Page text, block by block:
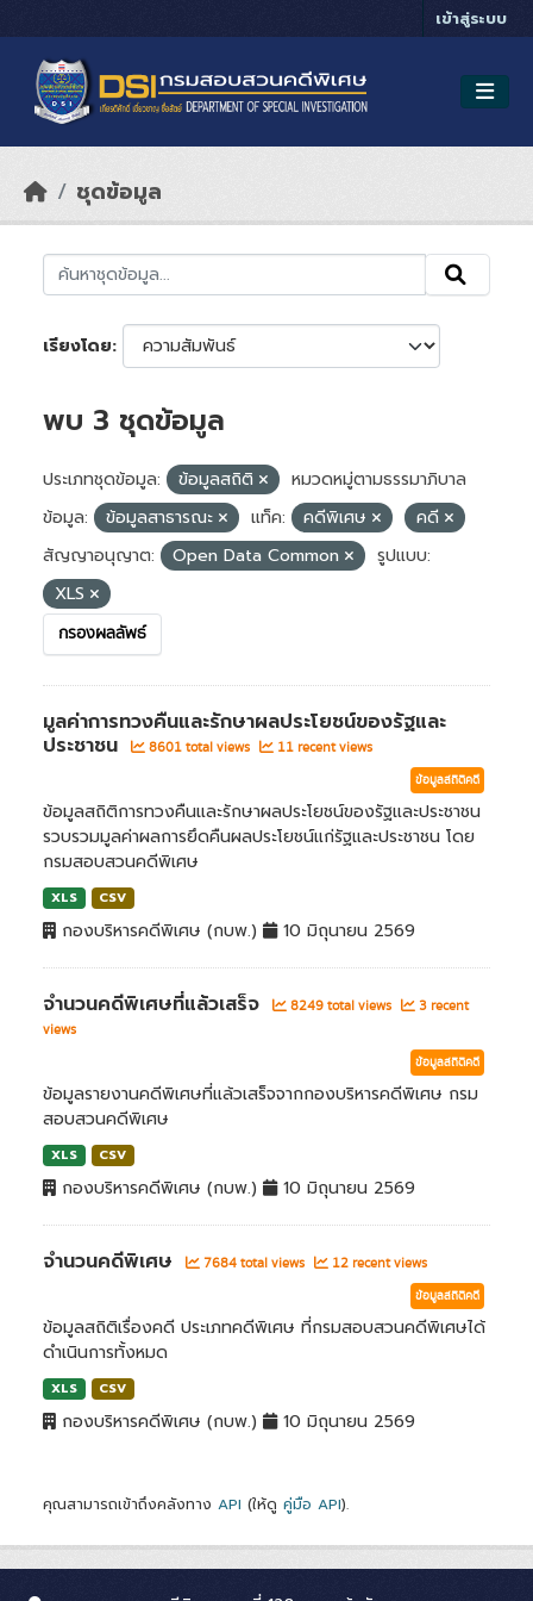
เข้าสู่ระบบ
ชุดข้อมูล
เรียงโดย
พบ 3 ชุดข้อมูล
ประเภทชุดข้อมูล: ข้อมูลสถิติ
หมวดหมู่ตามธรรมาภิบาล
ข้อมูล:
ข้อมูลสาธารณะ แท็ค: คดีพิเศษ
คดี
สัญญาอนุญาต:
Open Data Common
รูปแบบ:
XLS
กรองผลลัพธ์
มูลค่าการทวงคืนและรักษาผลประโยชน์ของรัฐและ
ประชาชน
8601 total views 11 recent views
ข้อมูลสถิติคดี
ข้อมูลสถิติการทวงคืนและรักษาผลประโยชน์ของรัฐและประชาชน
รวบรวมมูลค่าผลการยึดคืนผลประโยชน์แก่รัฐและประชาชน โดย
กรมสอบสวนคดีพิเศษ
XLS CSV
กองบริหารคดีพิเศษ (กบพ.) 10 มิถุนายน 2569
จำนวนคดีพิเศษที่แล้วเสร็จ 8249 total views
3 recent
views
ข้อมูลสถิติคดี
ข้อมูลรายงานคดีพิเศษที่แล้วเสร็จจากกองบริหารคดีพิเศษ กรม
สอบสวนคดีพิเศษ
XLS CSV
กองบริหารคดีพิเศษ (กบพ.) 10 มิถุนายน 2569
จำนวนคดีพิเศษ 7684 total views 12 recent views
ข้อมูลสถิติคดี
ข้อมูลสถิติเรื่องคดี ประเภทคดีพิเศษ ที่กรมสอบสวนคดีพิเศษได้
ดำเนินการทั้งหมด
XLS CSV
กองบริหารคดีพิเศษ (กบพ.) 10 มิถุนายน 2569
คุณสามารถเข้าถึงคลังทาง API (ให้ดู คู่มือ API).